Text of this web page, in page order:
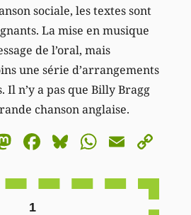
sociale, les textes sont
La mise en musique
de l’oral, mais
une série d’arrangements
Il n’y a pas que Billy Bragg
chanson anglaise.
Mastodon
Facebook
BlueskyEmail
1